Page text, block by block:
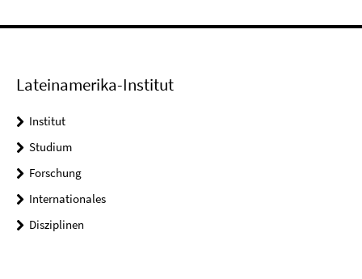
Lateinamerika-Institut
Institut
Studium
Forschung
Internationales
Disziplinen